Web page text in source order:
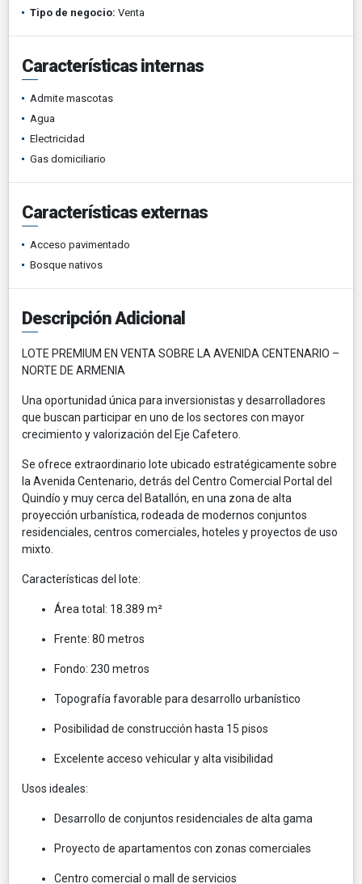
Tipo de negocio: Venta
Características internas
Admite mascotas
Agua
Electricidad
Gas domiciliario
Características externas
Acceso pavimentado
Bosque nativos
Descripción Adicional
LOTE PREMIUM EN VENTA SOBRE LA AVENIDA CENTENARIO –
NORTE DE ARMENIA
Una oportunidad única para inversionistas y desarrolladores
que buscan participar en uno de los sectores con mayor
crecimiento y valorización del Eje Cafetero.
Se ofrece extraordinario lote ubicado estratégicamente sobre
la Avenida Centenario, detrás del Centro Comercial Portal del
Quindío y muy cerca del Batallón, en una zona de alta
proyección urbanística, rodeada de modernos conjuntos
residenciales, centros comerciales, hoteles y proyectos de uso
mixto.
Características del lote:
Área total: 18.389 m²
Frente: 80 metros
Fondo: 230 metros
Topografía favorable para desarrollo urbanístico
Posibilidad de construcción hasta 15 pisos
Excelente acceso vehicular y alta visibilidad
Usos ideales:
Desarrollo de conjuntos residenciales de alta gama
Proyecto de apartamentos con zonas comerciales
Centro comercial o mall de servicios